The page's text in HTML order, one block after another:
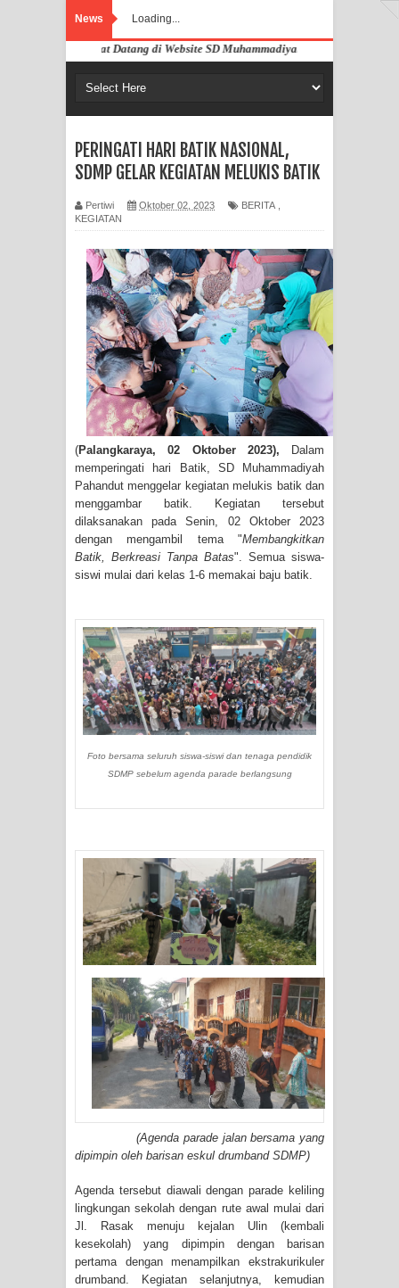
News Loading...
Selamat Datang di Website SD Muhammadiyah Pahandut Palangka Raya
PERINGATI HARI BATIK NASIONAL,
SDMP GELAR KEGIATAN MELUKIS BATIK
Pertiwi Oktober 02, 2023 BERITA
KEGIATAN
(Palangkaraya, 02 Oktober 2023), Dalam
memperingati hari Batik, SD Muhammadiyah
Pahandut menggelar kegiatan melukis batik dan
menggambar batik. Kegiatan tersebut
dilaksanakan pada Senin, 02 Oktober 2023
dengan mengambil tema "Membangkitkan
Batik, Berkreasi Tanpa Batas". Semua siswa-
siswi mulai dari kelas 1-6 memakai baju batik.
Foto bersama seluruh siswa-siswi dan tenaga pendidik
SDMP sebelum agenda parade berlangsung
(Agenda parade jalan bersama yang
dipimpin oleh barisan eskul drumband SDMP)
Agenda tersebut diawali dengan parade keliling
lingkungan sekolah dengan rute awal mulai dari
Jl. Rasak menuju kejalan Ulin (kembali
kesekolah) yang dipimpin dengan barisan
pertama dengan menampilkan ekstrakurikuler
drumband. Kegiatan selanjutnya, kemudian